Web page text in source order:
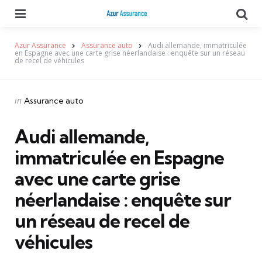
Azur Assurance Assurance auto Audi allemande, immatriculée
en Espagne avec une carte grise néerlandaise : enquête sur un réseau
de recel de véhicules
Categories
Posted
in Assurance auto
Audi allemande,
immatriculée en Espagne
avec une carte grise
néerlandaise : enquête sur
un réseau de recel de
véhicules